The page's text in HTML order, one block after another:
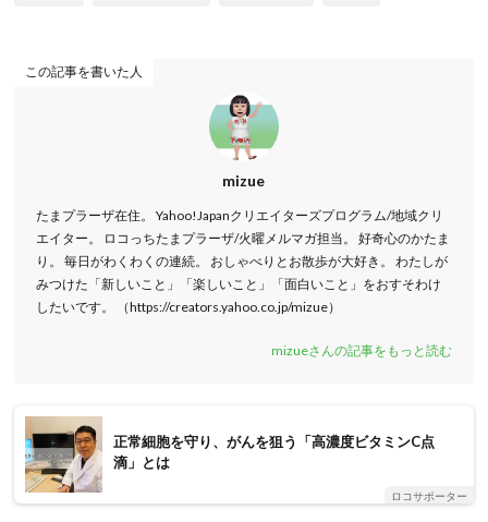
この記事を書いた人
mizue
たまプラーザ在住。 Yahoo!Japanクリエイターズプログラム/地域クリ
エイター。 ロコっちたまプラーザ/火曜メルマガ担当。 好奇心のかたま
り。 毎日がわくわくの連続。 おしゃべりとお散歩が大好き。 わたしが
みつけた「新しいこと」「楽しいこと」「面白いこと」をおすそわけ
したいです。 （https://creators.yahoo.co.jp/mizue）
mizueさんの記事をもっと読む
正常細胞を守り、がんを狙う「高濃度ビタミンC点
滴」とは
ロコサポーター